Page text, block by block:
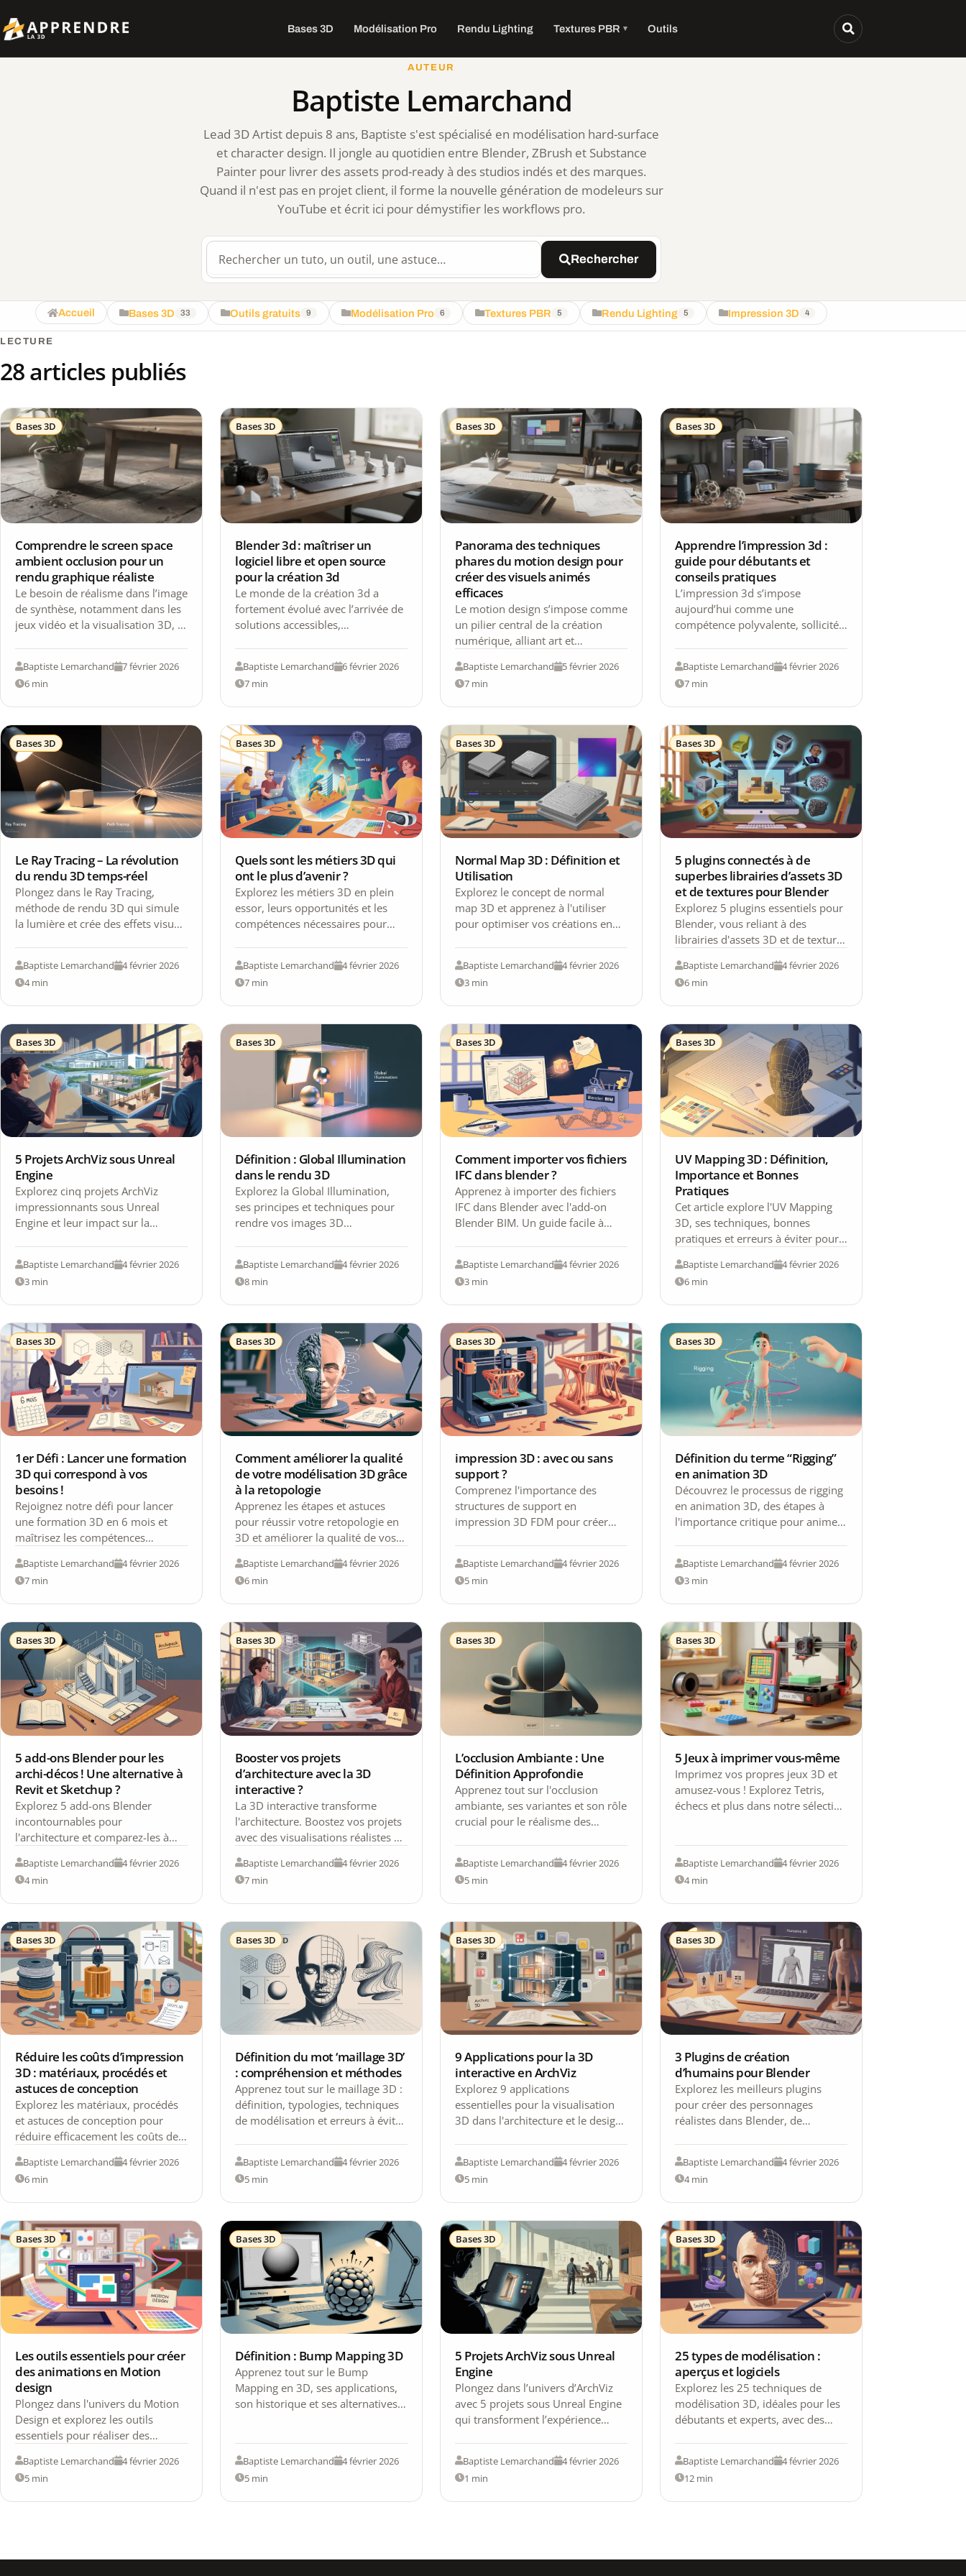
Bases 3D Modélisation Pro Rendu Lighting Textures PBR Outils
AUTEUR
Baptiste Lemarchand
Lead 3D Artist depuis 8 ans, Baptiste s'est spécialisé en modélisation hard-surface
et character design. Il jongle au quotidien entre Blender, ZBrush et Substance
Painter pour livrer des assets prod-ready à des studios indés et des marques.
Quand il n'est pas en projet client, il forme la nouvelle génération de modeleurs sur
YouTube et écrit ici pour démystifier les workflows pro.
Rechercher sur le site
Rechercher
Accueil Bases 3D 33 Outils gratuits 9 Modélisation Pro 6 Textures PBR 5 Rendu Lighting 5 Impression 3D 4
LECTURE
28 articles publiés
Bases 3D
Comprendre le screen space
ambient occlusion pour un
rendu graphique réaliste
Le besoin de réalisme dans l’image
de synthèse, notamment dans les
jeux vidéo et la visualisation 3D, a
Baptiste Lemarchand
7 février 2026
6 min
Bases 3D
Blender 3d : maîtriser un
logiciel libre et open source
pour la création 3d
Le monde de la création 3d a
fortement évolué avec l’arrivée de
solutions accessibles,
blender…
Baptiste Lemarchand
6 février 2026
7 min
Bases 3D
Panorama des techniques
phares du motion design pour
créer des visuels animés
efficaces
Le motion design s’impose comme
un pilier central de la création
numérique, alliant art et
mouvement à l’information.…
Baptiste Lemarchand
5 février 2026
7 min
Bases 3D
Apprendre l’impression 3d :
guide pour débutants et
conseils pratiques
L’impression 3d s’impose
aujourd’hui comme une
compétence polyvalente, sollicitée
ceux qui souhaitent…
Baptiste Lemarchand
4 février 2026
7 min
Bases 3D
Le Ray Tracing – La révolution
du rendu 3D temps-réel
Plongez dans le Ray Tracing,
méthode de rendu 3D qui simule
la lumière et crée des effets visuels
Baptiste Lemarchand
4 février 2026
4 min
Bases 3D
Quels sont les métiers 3D qui
ont le plus d’avenir ?
Explorez les métiers 3D en plein
essor, leurs opportunités et les
compétences nécessaires pour
Baptiste Lemarchand
4 février 2026
7 min
Bases 3D
Normal Map 3D : Définition et
Utilisation
Explorez le concept de normal
map 3D et apprenez à l'utiliser
pour optimiser vos créations en
Baptiste Lemarchand
4 février 2026
3 min
Bases 3D
5 plugins connectés à de
superbes librairies d’assets 3D
et de textures pour Blender
Explorez 5 plugins essentiels pour
Blender, vous reliant à des
librairies d'assets 3D et de textures
Baptiste Lemarchand
4 février 2026
6 min
Bases 3D
5 Projets ArchViz sous Unreal
Engine
Explorez cinq projets ArchViz
impressionnants sous Unreal
Engine et leur impact sur la
Baptiste Lemarchand
4 février 2026
3 min
Bases 3D
Définition : Global Illumination
dans le rendu 3D
Explorez la Global Illumination,
ses principes et techniques pour
rendre vos images 3D
Baptiste Lemarchand
4 février 2026
8 min
Bases 3D
Comment importer vos fichiers
IFC dans blender ?
Apprenez à importer des fichiers
IFC dans Blender avec l'add-on
Blender BIM. Un guide facile à
Baptiste Lemarchand
4 février 2026
3 min
Bases 3D
UV Mapping 3D : Définition,
Importance et Bonnes
Pratiques
Cet article explore l'UV Mapping
3D, ses techniques, bonnes
pratiques et erreurs à éviter pour
Baptiste Lemarchand
4 février 2026
6 min
Bases 3D
1er Défi : Lancer une formation
3D qui correspond à vos
besoins !
Rejoignez notre défi pour lancer
une formation 3D en 6 mois et
maîtrisez les compétences
captivants!
Baptiste Lemarchand
4 février 2026
7 min
Bases 3D
Comment améliorer la qualité
de votre modélisation 3D grâce
à la retopologie
Apprenez les étapes et astuces
pour réussir votre retopologie en
3D et améliorer la qualité de vos
Baptiste Lemarchand
4 février 2026
6 min
Bases 3D
impression 3D : avec ou sans
support ?
Comprenez l'importance des
structures de support en
impression 3D FDM pour créer
Baptiste Lemarchand
4 février 2026
5 min
Bases 3D
Définition du terme “Rigging”
en animation 3D
Découvrez le processus de rigging
en animation 3D, des étapes à
l'importance critique pour animer
Baptiste Lemarchand
4 février 2026
3 min
Bases 3D
5 add-ons Blender pour les
archi-décos ! Une alternative à
Revit et Sketchup ?
Explorez 5 add-ons Blender
incontournables pour
l'architecture et comparez-les à
de design.
Baptiste Lemarchand
4 février 2026
4 min
Bases 3D
Booster vos projets
d’architecture avec la 3D
interactive ?
La 3D interactive transforme
l'architecture. Boostez vos projets
avec des visualisations réalistes et
client.
Baptiste Lemarchand
4 février 2026
7 min
Bases 3D
L’occlusion Ambiante : Une
Définition Approfondie
Apprenez tout sur l'occlusion
ambiante, ses variantes et son rôle
crucial pour le réalisme des
Baptiste Lemarchand
4 février 2026
5 min
Bases 3D
5 Jeux à imprimer vous-même
Imprimez vos propres jeux 3D et
amusez-vous ! Explorez Tetris,
échecs et plus dans notre sélection
Baptiste Lemarchand
4 février 2026
4 min
Bases 3D
Réduire les coûts d’impression
3D : matériaux, procédés et
astuces de conception
Explorez les matériaux, procédés
et astuces de conception pour
réduire efficacement les coûts de
Baptiste Lemarchand
4 février 2026
6 min
Bases 3D
Définition du mot ‘maillage 3D’
: compréhension et méthodes
Apprenez tout sur le maillage 3D :
définition, typologies, techniques
de modélisation et erreurs à éviter
Baptiste Lemarchand
4 février 2026
5 min
Bases 3D
9 Applications pour la 3D
interactive en ArchViz
Explorez 9 applications
essentielles pour la visualisation
3D dans l'architecture et le design
Baptiste Lemarchand
4 février 2026
5 min
Bases 3D
3 Plugins de création
d’humains pour Blender
Explorez les meilleurs plugins
pour créer des personnages
réalistes dans Blender, de
Baptiste Lemarchand
4 février 2026
4 min
Bases 3D
Les outils essentiels pour créer
des animations en Motion
design
Plongez dans l'univers du Motion
Design et explorez les outils
essentiels pour réaliser des
captivantes.
Baptiste Lemarchand
4 février 2026
5 min
Bases 3D
Définition : Bump Mapping 3D
Apprenez tout sur le Bump
Mapping en 3D, ses applications,
son historique et ses alternatives
Baptiste Lemarchand
4 février 2026
5 min
Bases 3D
5 Projets ArchViz sous Unreal
Engine
Plongez dans l’univers d’ArchViz
avec 5 projets sous Unreal Engine
qui transforment l’expérience
Baptiste Lemarchand
4 février 2026
1 min
Bases 3D
25 types de modélisation :
aperçus et logiciels
Explorez les 25 techniques de
modélisation 3D, idéales pour les
débutants et experts, avec des
Baptiste Lemarchand
4 février 2026
12 min